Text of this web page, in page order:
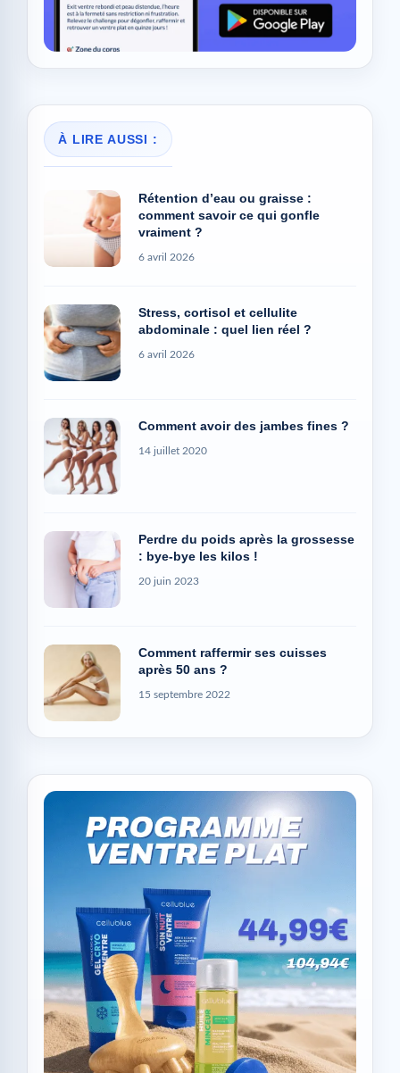
À LIRE AUSSI :
Rétention d’eau ou graisse :
comment savoir ce qui gonfle
vraiment ?
6 avril 2026
Stress, cortisol et cellulite
abdominale : quel lien réel ?
6 avril 2026
Comment avoir des jambes fines ?
14 juillet 2020
Perdre du poids après la grossesse
: bye-bye les kilos !
20 juin 2023
Comment raffermir ses cuisses
après 50 ans ?
15 septembre 2022